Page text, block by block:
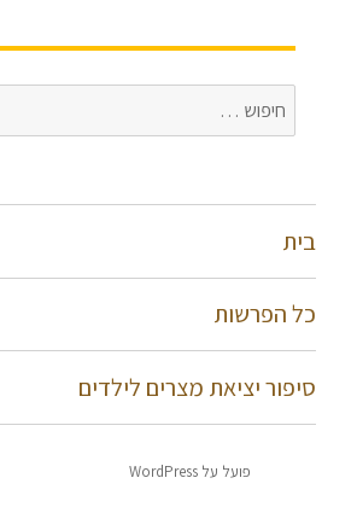
בית
כל הפרשות
סיפור יציאת מצרים לילדים
פועל על WordPress